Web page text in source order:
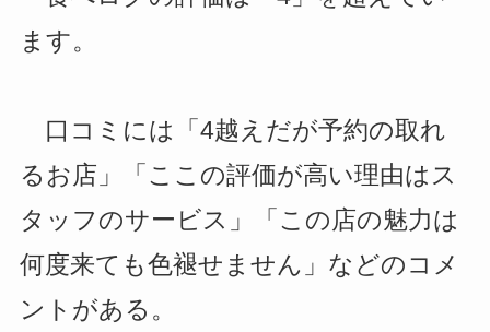
ます。
口コミには「4越えだが予約の取れ
るお店」「ここの評価が高い理由はス
タッフのサービス」「この店の魅力は
何度来ても色褪せません」などのコメ
ントがある。